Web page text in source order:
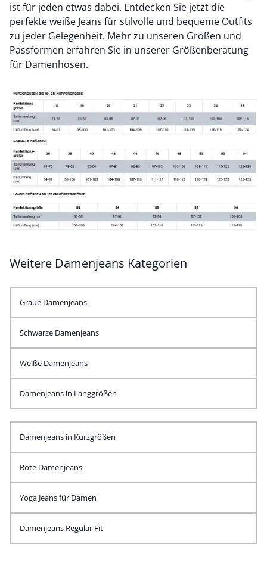
ist für jeden etwas dabei. Entdecken Sie jetzt die
perfekte weiße Jeans für stilvolle und bequeme Outfits
zu jeder Gelegenheit. Mehr zu unseren Größen und
Passformen erfahren Sie in unserer Größenberatung
für Damenhosen.
Weitere Damenjeans Kategorien
Graue Damenjeans
Schwarze Damenjeans
Weiße Damenjeans
Damenjeans in Langgrößen
Damenjeans in Kurzgrößen
Rote Damenjeans
Yoga Jeans für Damen
Damenjeans Regular Fit